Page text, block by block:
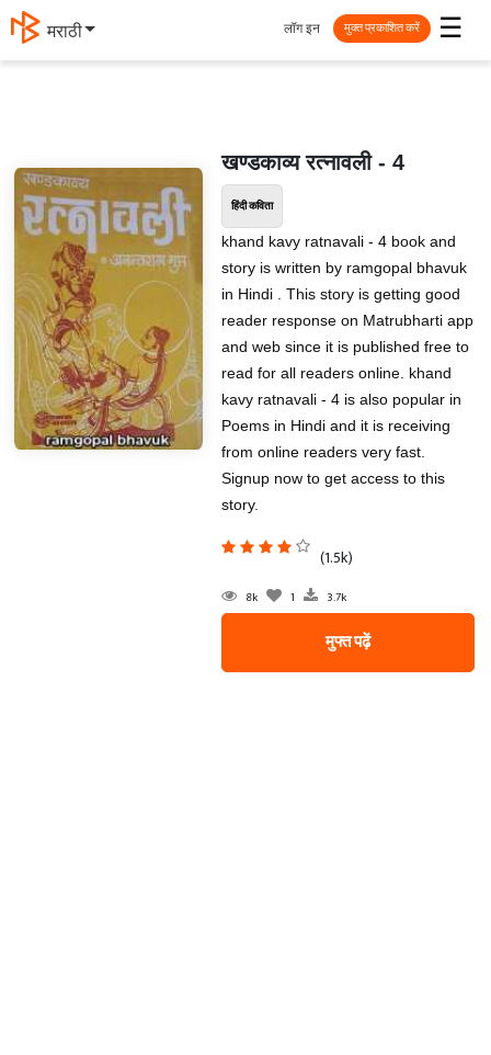
मराठी ☰
लॉग इन मुक्त प्रकाशित करें
खण्‍डकाव्‍य रत्‍नावली - 4
हिंदी कविता
khand kavy ratnavali - 4 book and
story is written by ramgopal bhavuk
in Hindi . This story is getting good
reader response on Matrubharti app
and web since it is published free to
read for all readers online. khand
kavy ratnavali - 4 is also popular in
Poems in Hindi and it is receiving
from online readers very fast.
Signup now to get access to this
story.
(1.5k)
8k 1 3.7k
मुफ्त पढ़ें